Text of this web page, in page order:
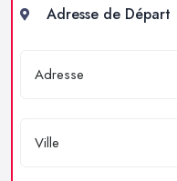
Adresse de Départ